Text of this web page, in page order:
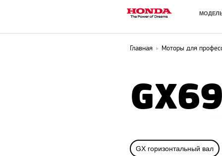
Главная Моторы для
GX горизонтальный вал